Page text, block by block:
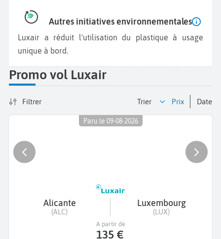
Autres initiatives environnementales
Luxair a réduit l'utilisation du plastique à usage
unique à bord.
Promo vol Luxair
Filtrer Trier prix date
Paru le 09-08-2026
Alicante
(ALC)
Luxembourg
(LUX)
A partir de
135 €